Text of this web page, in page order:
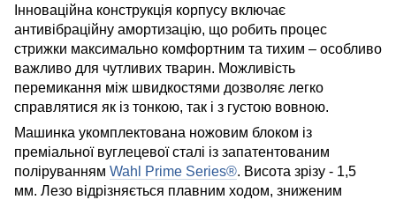
Інноваційна конструкція корпусу включає
антивібраційну амортизацію, що робить процес
стрижки максимально комфортним та тихим – особливо
важливо для чутливих тварин. Можливість
перемикання між швидкостями дозволяє легко
справлятися як із тонкою, так і з густою вовною.
Машинка укомплектована ножовим блоком із
преміальної вуглецевої сталі із запатентованим
поліруванням Wahl Prime Series®. Висота зрізу - 1,5
мм. Лезо відрізняється плавним ходом, зниженим